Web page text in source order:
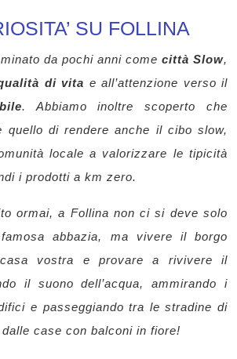
SU FOLLINA
da pochi anni come città Slow,
di vita e all’attenzione verso il
. Abbiamo inoltre scoperto che
quello di rendere anche il cibo slow,
locale a valorizzare le tipicità
i prodotti a km zero.
ormai, a Follina non ci si deve solo
abbazia, ma vivere il borgo
vostra e provare a rivivere il
il suono dell’acqua, ammirando i
e passeggiando tra le stradine di
case con balconi in fiore!